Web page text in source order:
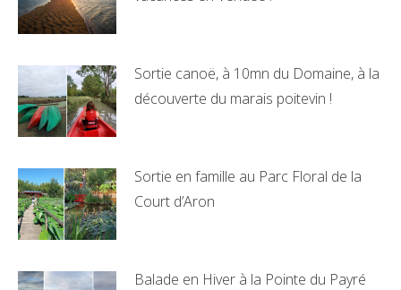
Sortie canoë, à 10mn du Domaine, à la
découverte du marais poitevin !
Sortie en famille au Parc Floral de la
Court d’Aron
Balade en Hiver à la Pointe du Payré